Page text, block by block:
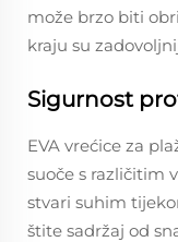
može brzo biti
kraju su
Sigurnost
EVA vrećice za
suoče s različitim
stvari suhim
štite sadržaj od